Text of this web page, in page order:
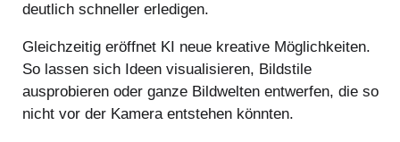
deutlich schneller erledigen.
Gleichzeitig eröffnet KI neue kreative Möglichkeiten.
So lassen sich Ideen visualisieren, Bildstile
ausprobieren oder ganze Bildwelten entwerfen, die so
nicht vor der Kamera entstehen könnten.